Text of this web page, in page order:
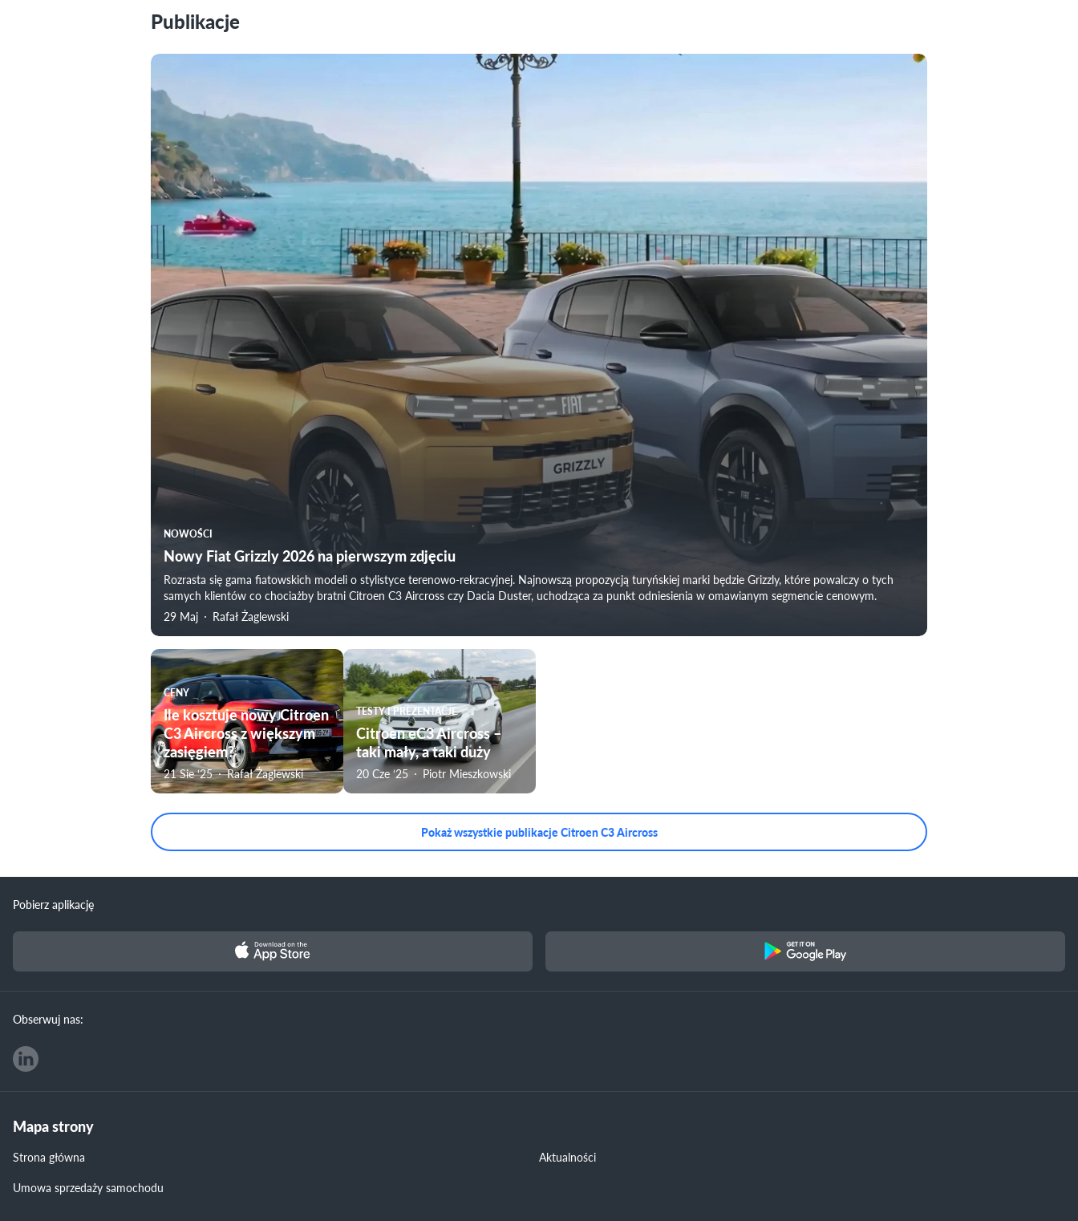
Publikacje
NOWOŚCI
Nowy Fiat Grizzly 2026 na pierwszym zdjęciu
Rozrasta się gama fiatowskich modeli o stylistyce terenowo-rekracyjnej. Najnowszą propozycją turyńskiej marki będzie Grizzly, które powalczy o tych
samych klientów co chociażby bratni Citroen C3 Aircross czy Dacia Duster, uchodząca za punkt odniesienia w omawianym segmencie cenowym.
29 Maj
Rafał Żaglewski
CENY
Ile kosztuje nowy Citroen
C3 Aircross z większym
zasięgiem?
21 Sie ‘25 Rafał Żaglewski
TESTY I PREZENTACJE
Citroen eC3 Aircross –
taki mały, a taki duży
20 Cze ‘25 Piotr Mieszkowski
Pokaż wszystkie publikacje Citroen C3 Aircross
Pobierz aplikację
Obserwuj nas:
Mapa strony
Strona główna
Aktualności
Umowa sprzedaży samochodu